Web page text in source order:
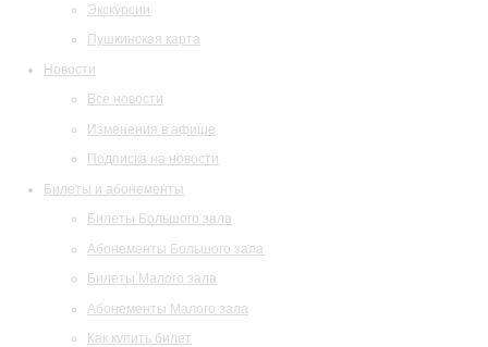
Экскурсии
Пушкинская карта
Новости
Все новости
Изменения в афише
Подписка на новости
Билеты и абонементы
Билеты Большого зала
Абонементы Большого зала
Билеты Малого зала
Абонементы Малого зала
Как купить билет